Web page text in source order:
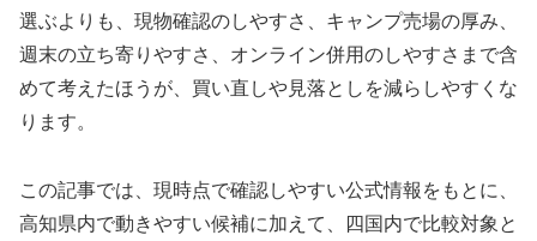
選ぶよりも、現物確認のしやすさ、キャンプ売場の厚み、
週末の立ち寄りやすさ、オンライン併用のしやすさまで含
めて考えたほうが、買い直しや見落としを減らしやすくな
ります。
この記事では、現時点で確認しやすい公式情報をもとに、
高知県内で動きやすい候補に加えて、四国内で比較対象と